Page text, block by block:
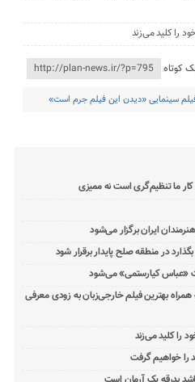
را کلید می‌زند
کوتاه
سینمایی «دیدن این فیلم جرم است»
ما تنظیم‌گری است نه ممیزی
ایران برگزار می‌شود
در منطقه صلح پایدار برقرار شود
«عباس کیارستمی» می‌شود
بهترین فیلم خارجی‌زبان به زودی معرفی
را کلید می‌زند
خواهیم گرفت